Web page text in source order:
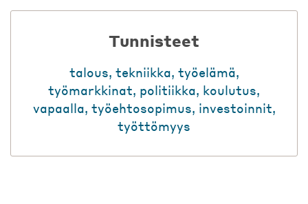
Tunnisteet
talous, tekniikka, työelämä,
työmarkkinat, politiikka, koulutus,
vapaalla, työehtosopimus, investoinnit,
työttömyys